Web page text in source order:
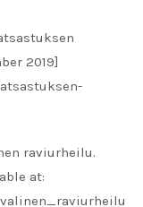
2019]
raviurheilu.
at: